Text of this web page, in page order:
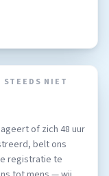
NIET
of zich 48 uur
belt ons
registratie te